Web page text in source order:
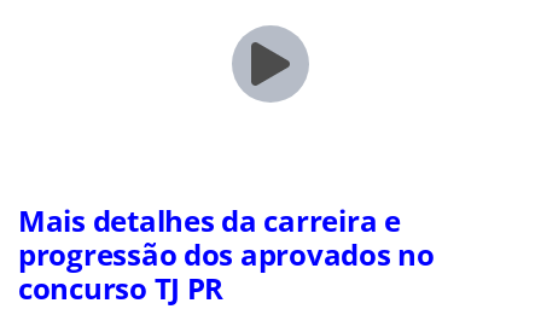
Mais detalhes da carreira e
progressão dos aprovados no
concurso TJ PR